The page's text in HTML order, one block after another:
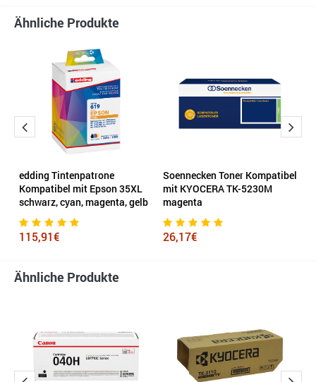
Ähnliche Produkte
edding Tintenpatrone
Kompatibel mit Epson 35XL
schwarz, cyan, magenta, gelb
115,91€
Soennecken Toner Kompatibel
mit KYOCERA TK-5230M
magenta
26,17€
Ähnliche Produkte